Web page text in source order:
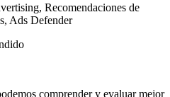
Recomendaciones de
Ads Defender
comprender y evaluar mejor